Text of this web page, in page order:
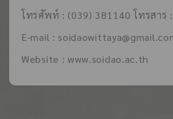
โทรศัพท์ : (039) 381140 โทรสาร
E-mail :
Website : www.soidao.ac.th